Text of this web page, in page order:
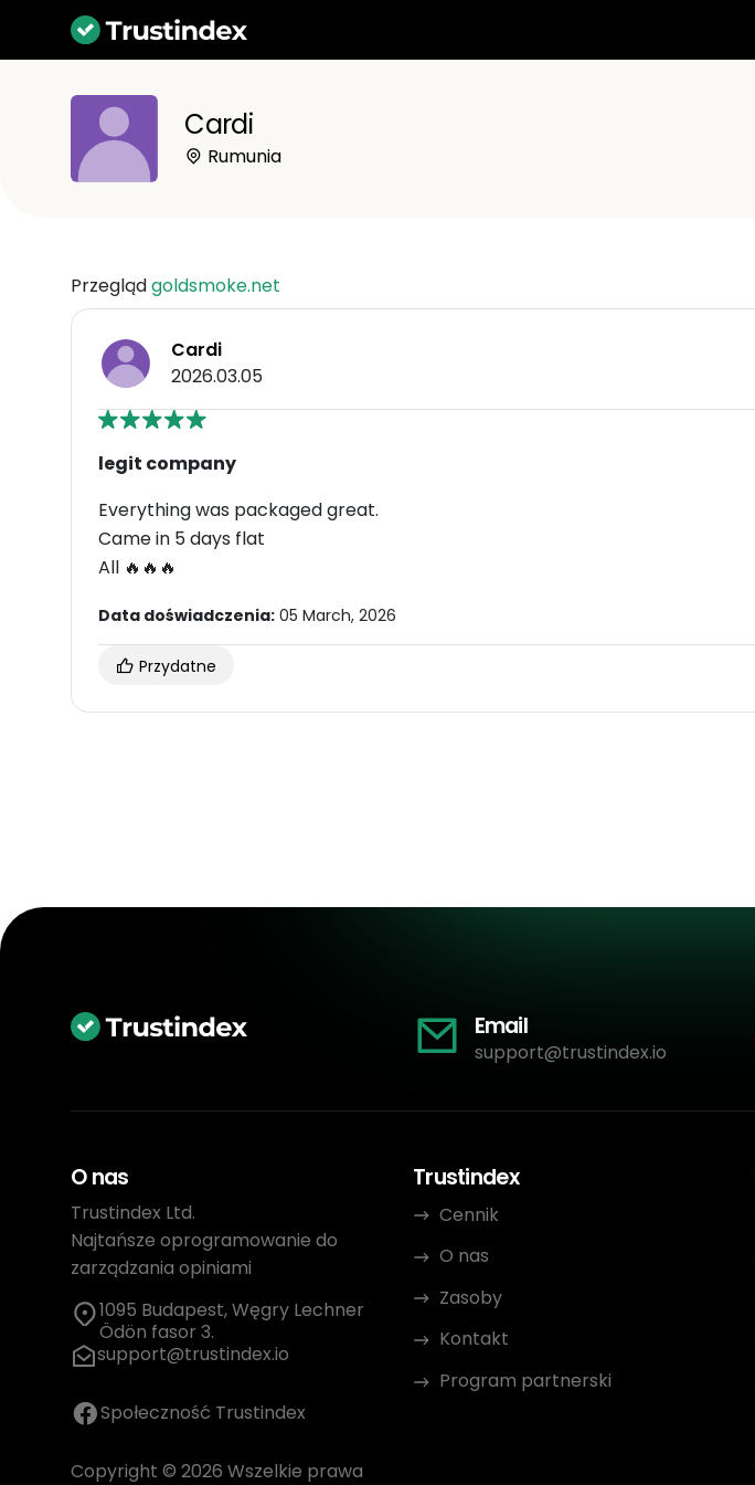
Cardi
Rumunia
Przeglądgoldsmoke.net
Cardi
2026.03.05
legit company
Everything was packaged great.
Came in 5 days flat
All 🔥🔥🔥
Data doświadczenia: 05 March, 2026
Przydatne
Email
support@trustindex.io
O nas
Trustindex Ltd.
Najtańsze oprogramowanie do
zarządzania opiniami
1095 Budapest, Węgry Lechner
Ödön fasor 3.
support@trustindex.io
Społeczność Trustindex
Copyright © 2026 Wszelkie prawa
Trustindex
Cennik
O nas
Zasoby
Kontakt
Program partnerski